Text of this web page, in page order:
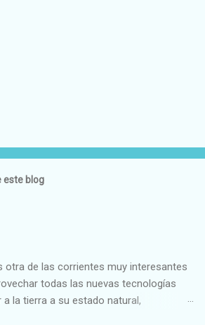
este blog
otra de las corrientes muy interesantes
todas las nuevas tecnologías
la tierra a su estado natural,